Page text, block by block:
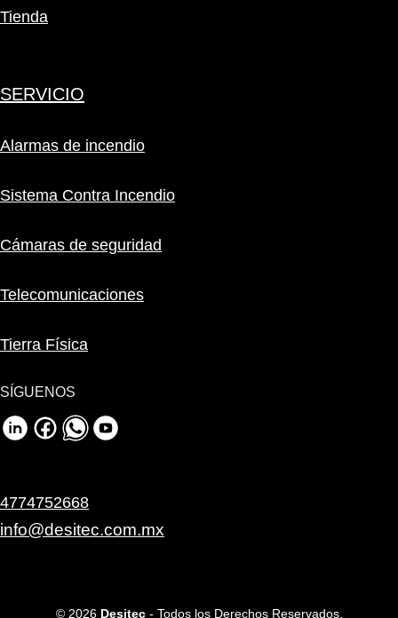
Tienda
SERVICIO
Alarmas de incendio
Sistema Contra Incendio
Cámaras de seguridad
Telecomunicaciones
Tierra Física
SÍGUENOS
4774752668
info@desitec.com.mx
© 2026 Desitec- Todos los Derechos Reservados.